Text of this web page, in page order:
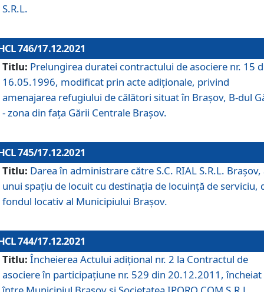
S.R.L.
746/17.12.2021
Titlu: Prelungirea duratei contractului de asociere nr. 15
16.05.1996, modificat prin acte adiționale, privind
amenajarea refugiului de călători situat în Brașov, B-dul
- zona din faţa Gării Centrale Brașov.
745/17.12.2021
Titlu: Darea în administrare către S.C. RIAL S.R.L. Brașov,
unui spațiu de locuit cu destinația de locuință de serviciu,
fondul locativ al Municipiului Brașov.
744/17.12.2021
Titlu: Încheierea Actului adițional nr. 2 la Contractul de
asociere în participațiune nr. 529 din 20.12.2011, încheiat